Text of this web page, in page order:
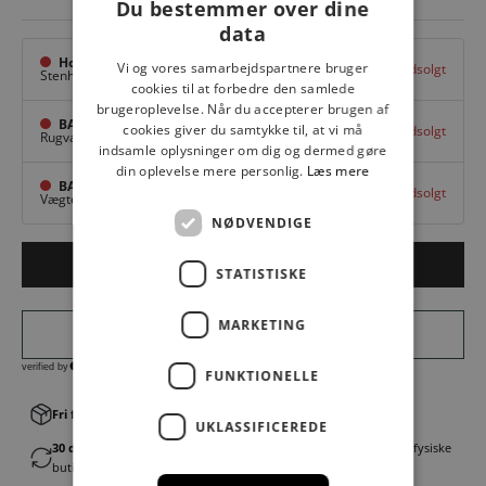
Hovedlager
Stenhuggervej 10, Odense M Udsolgt
BAGGI Tarup Center
Rugvang 36, Odense NV Udsolgt
BAGGI Nyborg
Vægtergade 1, Udsolgt
Fri fragt v. køb over 499,00 kr.
30 dages fortrydelsesret
│Byt eller returner gratis i en af vores fysiske
butikker
Du bestemmer over dine
data
Vi og vores samarbejdspartnere bruger
cookies til at forbedre den samlede
brugeroplevelse. Når du accepterer brugen af
cookies giver du samtykke til, at vi må
indsamle oplysninger om dig og dermed gøre
din oplevelse mere personlig. Læs mere
NØDVENDIGE
STATISTISKE
MARKETING
FUNKTIONELLE
UKLASSIFICEREDE